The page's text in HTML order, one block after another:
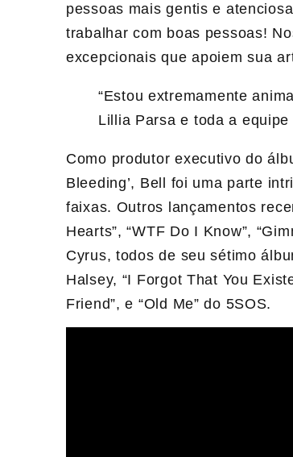
pessoas mais gentis e
trabalhar com boas pessoas!
excepcionais que apoiem ​​sua
“Estou extremamente
Lillia Parsa e toda a
Como produtor executivo do
Bleeding’, Bell foi uma parte
faixas. Outros lançamentos
Hearts”, “WTF Do I Know”,
Cyrus, todos de seu sétimo
Halsey, “I Forgot That You
Friend”, e “Old Me” do 5SOS.